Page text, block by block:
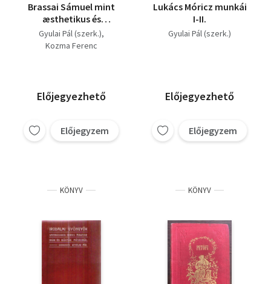
Brassai Sámuel mint
æsthetikus és
műkritikus
Gyulai Pál (szerk.)
Kozma Ferenc
Előjegyezhető
Előjegyzem
Lukács Móricz munkái
I-II.
Gyulai Pál (szerk.)
Előjegyezhető
Előjegyzem
KÖNYV KÖNYV